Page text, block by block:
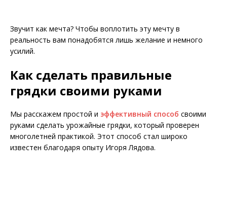
Звучит как мечта? Чтобы воплотить эту мечту в
реальность вам понадобятся лишь желание и немного
усилий.
Как сделать правильные
грядки своими руками
Мы расскажем простой и эффективный способ своими
руками сделать урожайные грядки, который проверен
многолетней практикой. Этот способ стал широко
известен благодаря опыту Игоря Лядова.